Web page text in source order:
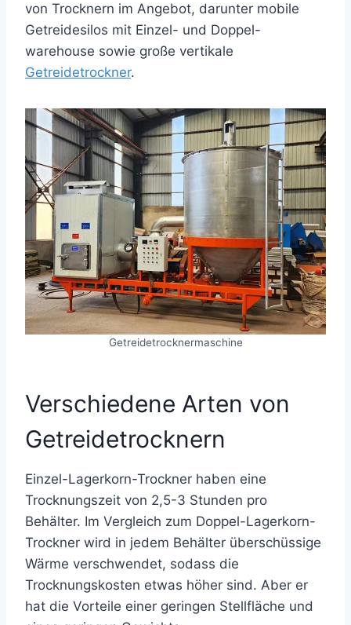
von Trocknern im Angebot, darunter mobile
Getreidesilos mit Einzel- und Doppel-
warehouse sowie große vertikale
Getreidetrockner.
Getreidetrocknermaschine
Verschiedene Arten von
Getreidetrocknern
Einzel-Lagerkorn-Trockner haben eine
Trocknungszeit von 2,5-3 Stunden pro
Behälter. Im Vergleich zum Doppel-Lagerkorn-
Trockner wird in jedem Behälter überschüssige
Wärme verschwendet, sodass die
Trocknungskosten etwas höher sind. Aber er
hat die Vorteile einer geringen Stellfläche und